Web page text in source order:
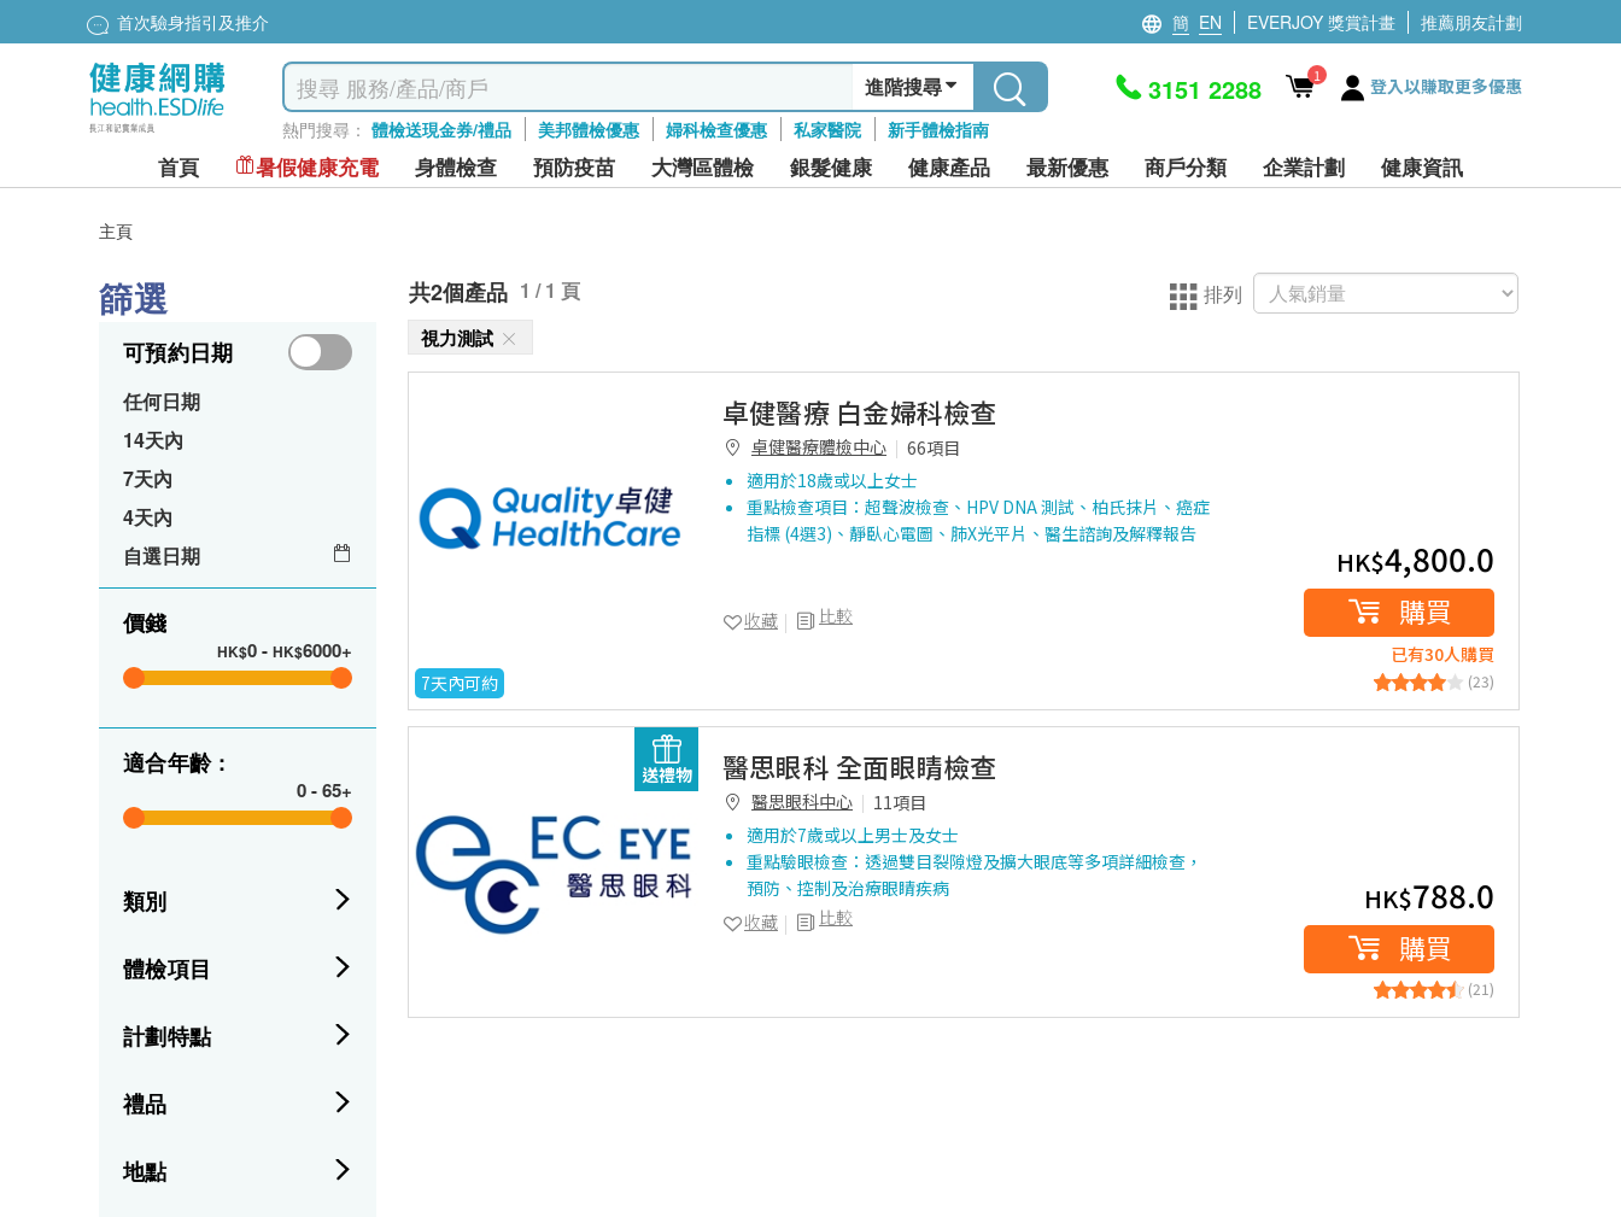
首次驗身指引及推介 簡 EN EVERJOY 獎賞計畫 推薦朋友計劃
進階搜尋
熱門搜尋： 體檢送現金券/禮品 美邦體檢優惠 婦科檢查優惠 私家醫院 新手體檢指南
3151 2288 1 登入以賺取更多優惠
首頁 暑假健康充電 身體檢查 預防疫苗 大灣區體檢 銀髮健康 健康產品 最新優惠 商戶分類 企業計劃 健康資訊
主頁
篩選
可預約日期
任何日期
14天內
7天內
4天內
自選日期
價錢
HK$0- HK$6000+
適合年齡 :
0-65+
類別
體檢項目
計劃特點
禮品
地點
共2個產品 1 / 1 頁 排列
視力測試
7天內可約
卓健醫療 白金婦科檢查
卓健醫療體檢中心
66項目
適用於18歲或以上女士
重點檢查項目：超聲波檢查、HPV DNA 測試、柏氏抹片、癌症
指標 (4選3)、靜臥心電圖、肺X光平片、醫生諮詢及解釋報告
比較
收藏
HK$4,800.0
購買
已有30人購買
(23)
送禮物 醫思眼科 全面眼睛檢查
醫思眼科中心
11項目
適用於7歲或以上男士及女士
重點驗眼檢查：透過雙目裂隙燈及擴大眼底等多項詳細檢查，
預防、控制及治療眼睛疾病
比較
收藏
HK$788.0
購買
(21)